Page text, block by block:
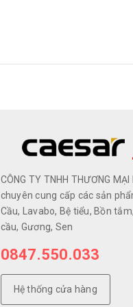
CÔNG TY TNHH THƯƠNG MẠI
chuyên cung cấp các sản
Cầu, Lavabo, Bệ tiểu, Bồn
cầu, Gương, Sen
0847.550.033
Hệ thống cửa hàng